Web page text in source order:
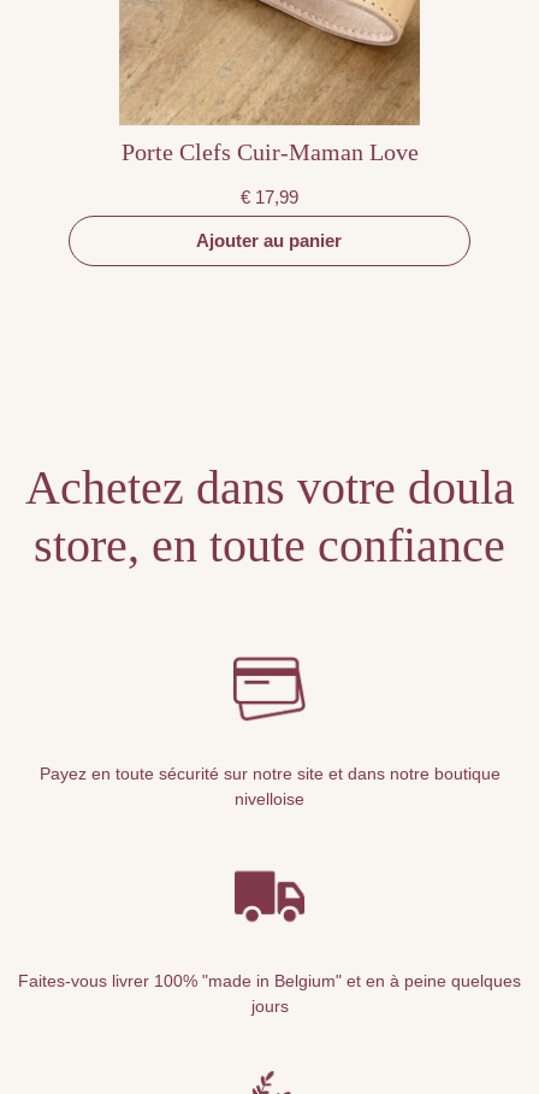
Porte Clefs Cuir-Maman Love
€ 17,99
Ajouter au panier
Achetez dans votre doula
store, en toute confiance
Payez en toute sécurité sur notre site et dans notre boutique
nivelloise
Faites-vous livrer 100% "made in Belgium" et en à peine quelques
jours